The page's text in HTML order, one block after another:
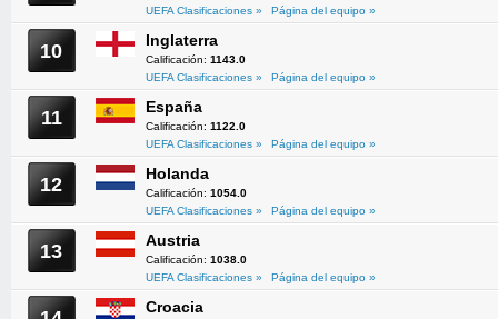
UEFA Clasificaciones »
Página del equipo »
10 Inglaterra
Calificación: 1143.0
UEFA Clasificaciones »
Página del equipo »
11 España
Calificación: 1122.0
UEFA Clasificaciones »
Página del equipo »
12 Holanda
Calificación: 1054.0
UEFA Clasificaciones »
Página del equipo »
13 Austria
Calificación: 1038.0
UEFA Clasificaciones »
Página del equipo »
Croacia